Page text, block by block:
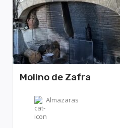
Molino de Zafra
Almazaras